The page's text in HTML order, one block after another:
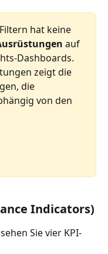
hat keine
auf
Dashboards.
zeigt die
die
von den
Indicators)
Sie vier KPI-